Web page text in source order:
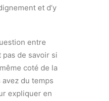
et d’y
entre
pas de savoir si
coté de la
du temps
expliquer en